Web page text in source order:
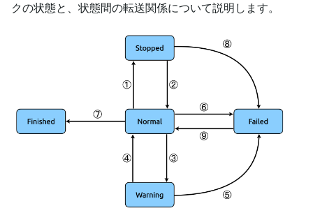
クの状態と、状態間の転送関係について説明します。